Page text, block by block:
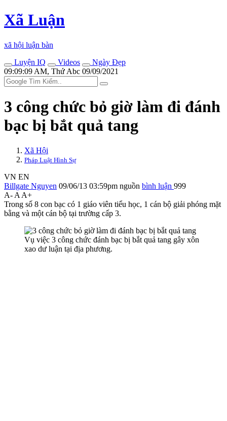
Xã Luận
xã hội luận bàn
Luyện IQ
Videos
Ngày Đẹp
09:09:09 AM, Thứ Abc 09/09/2021
3 công chức bỏ giờ làm đi đánh
bạc bị bắt quả tang
Xã Hội
Pháp Luật Hình Sự
VN EN
Billgate Nguyen 09/06/13 03:59pm nguồn bình luận 999
A- A A+
Trong số 8 con bạc có 1 giáo viên tiểu học, 1 cán bộ giải phóng mặt
bằng và một cán bộ tại trường cấp 3.
Vụ việc 3 công chức đánh bạc bị bắt quả tang gây xôn
xao dư luận tại địa phương.